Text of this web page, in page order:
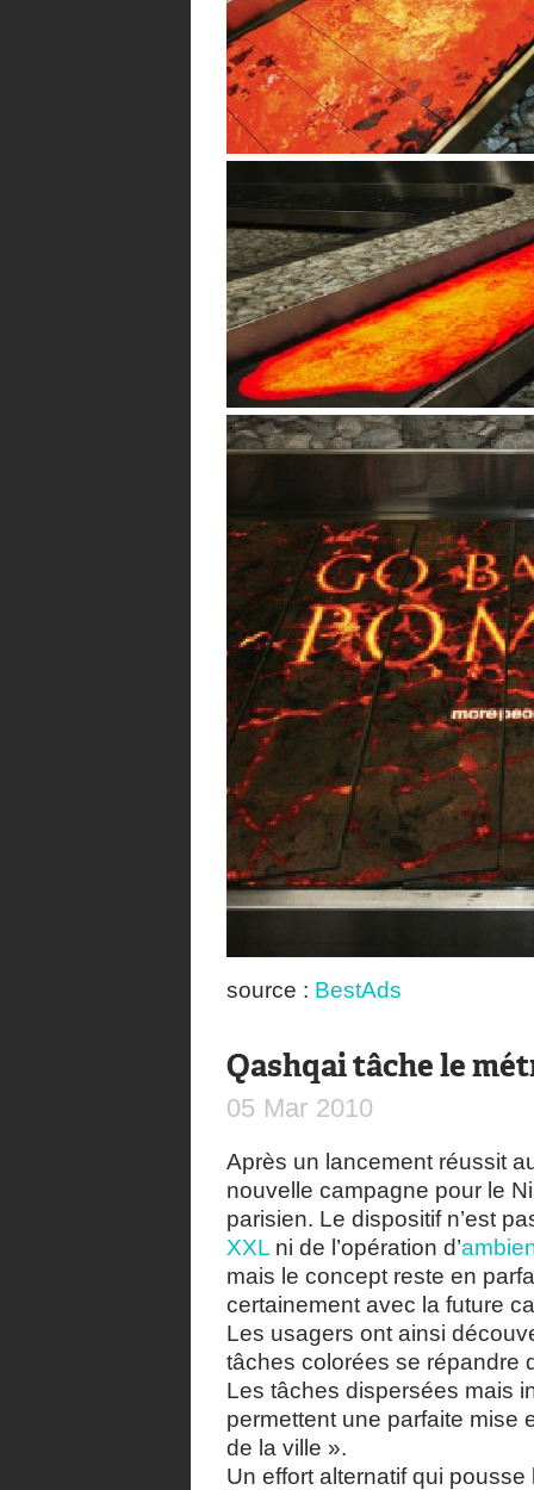
source : BestAds
Qashqai tâche le
05 Mar 2010
Après un lancement réussit
nouvelle campagne pour le
parisien. Le dispositif n’est
XXL ni de l’opération d’
mais le concept reste en
certainement avec la future
Les usagers ont ainsi
tâches colorées se répandre
Les tâches dispersées mais
permettent une parfaite mise
de la ville ».
Un effort alternatif qui